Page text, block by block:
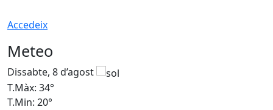
Accedeix
Meteo
Dissabte, 8 d’agost
T.Màx: 34°
T.Min: 20°